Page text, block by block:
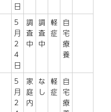
日
5
月
2
4
日
調
査
中
調
査
中
軽
症
自
宅
療
養
5
月
2
家
庭
内
な
し
軽
症
自
宅
療